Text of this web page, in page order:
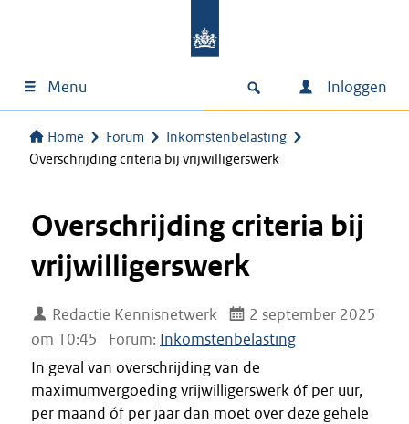
Menu Inloggen
Home Forum
Inkomstenbelasting
Overschrijding criteria bij vrijwilligerswerk
Overschrijding criteria bij
vrijwilligerswerk
Redactie Kennisnetwerk
2 september 2025
om 10:45
Forum: Inkomstenbelasting
In geval van overschrijding van de
maximumvergoeding vrijwilligerswerk óf per uur,
per maand óf per jaar dan moet over deze gehele